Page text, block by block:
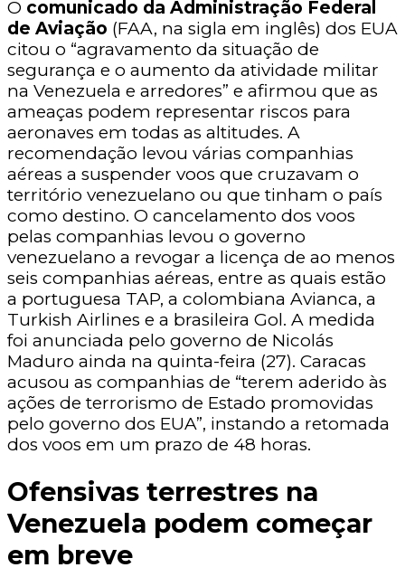
O comunicado da Administração Federal
de Aviação (FAA, na sigla em inglês) dos EUA
citou o “agravamento da situação de
segurança e o aumento da atividade militar
na Venezuela e arredores” e afirmou que as
ameaças podem representar riscos para
aeronaves em todas as altitudes. A
recomendação levou várias companhias
aéreas a suspender voos que cruzavam o
território venezuelano ou que tinham o país
como destino. O cancelamento dos voos
pelas companhias levou o governo
venezuelano a revogar a licença de ao menos
seis companhias aéreas, entre as quais estão
a portuguesa TAP, a colombiana Avianca, a
Turkish Airlines e a brasileira Gol. A medida
foi anunciada pelo governo de Nicolás
Maduro ainda na quinta-feira (27). Caracas
acusou as companhias de “terem aderido às
ações de terrorismo de Estado promovidas
pelo governo dos EUA”, instando a retomada
dos voos em um prazo de 48 horas.
Ofensivas terrestres na
Venezuela podem começar
em breve